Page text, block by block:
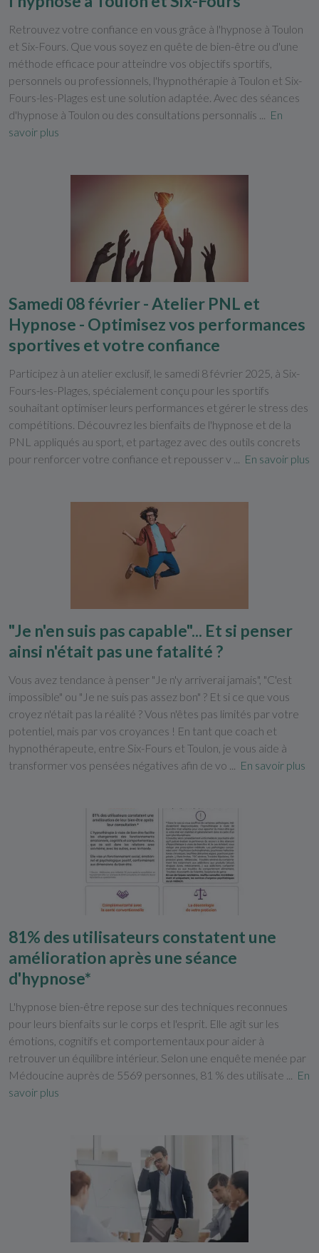
Retrouvez votre confiance en vous grâce à l'hypnose à Toulon
et Six-Fours. Que vous soyez en quête de bien-être ou d'une
méthode efficace pour atteindre vos objectifs sportifs,
personnels ou professionnels, l'hypnothérapie à Toulon et Six-
Fours-les-Plages est une solution adaptée. Avec des séances
d'hypnose à Toulon ou des consultations personnalis ...
En
savoir plus
Samedi 08 février - Atelier PNL et
Hypnose - Optimisez vos performances
sportives et votre confiance
Participez à un atelier exclusif, le samedi 8 février 2025, à Six-
Fours-les-Plages, spécialement conçu pour les sportifs
souhaitant optimiser leurs performances et gérer le stress des
compétitions. Découvrez les bienfaits de l'hypnose et de la
PNL appliqués au sport, et partagez avec des outils concrets
pour renforcer votre confiance et repousser v ...
En savoir plus
"Je n'en suis pas capable"... Et si penser
ainsi n'était pas une fatalité ?
Vous avez tendance à penser "Je n'y arriverai jamais", "C'est
impossible" ou "Je ne suis pas assez bon" ? Et si ce que vous
croyez n'était pas la réalité ? Vous n'êtes pas limités par votre
potentiel, mais par vos croyances ! En tant que coach et
hypnothérapeute, entre Six-Fours et Toulon, je vous aide à
transformer vos pensées négatives afin de vo ...
En savoir plus
81% des utilisateurs constatent une
amélioration après une séance
d'hypnose*
L'hypnose bien-être repose sur des techniques reconnues
pour leurs bienfaits sur le corps et l'esprit. Elle agit sur les
émotions, cognitifs et comportementaux pour aider à
retrouver un équilibre intérieur. Selon une enquête menée par
Médoucine auprès de 5569 personnes, 81 % des utilisate ...
En
savoir plus